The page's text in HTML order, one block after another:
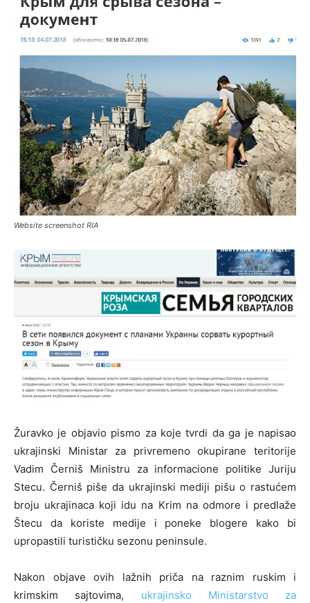
Website screenshot RIA
Žuravko je objavio pismo za koje tvrdi da ga je napisao
ukrajinski Ministar za privremeno okupirane teritorije
Vadim Černiš Ministru za informacione politike Juriju
Stecu. Černiš piše da ukrajinski mediji pišu o rastućem
broju ukrajinaca koji idu na Krim na odmore i predlaže
Štecu da koriste medije i poneke blogere kako bi
upropastili turističku sezonu peninsule.
Nakon objave ovih lažnih priča na raznim ruskim i
krimskim sajtovima, ukrajinsko Ministarstvo za